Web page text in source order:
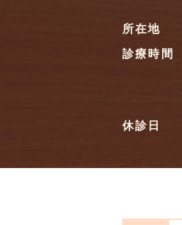
所在地
診療時間
休診日